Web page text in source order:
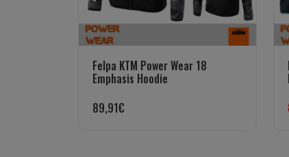
Felpa KTM Power Wear 18
Emphasis Hoodie
89,91€